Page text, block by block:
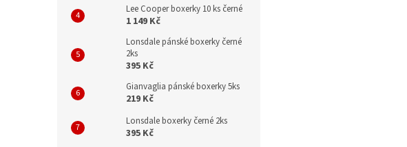
Lee Cooper boxerky 10 ks černé
1 149 Kč
Lonsdale pánské boxerky černé
2ks
395 Kč
Gianvaglia pánské boxerky 5ks
219 Kč
Lonsdale boxerky černé 2ks
395 Kč